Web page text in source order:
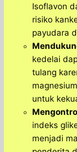
Isoflavon
risiko
payudara
kedelai
tulang
untuk
indeks
menjadi